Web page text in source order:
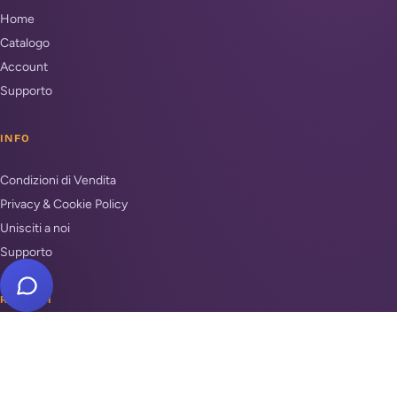
Home
Catalogo
Account
Supporto
INFO
Condizioni di Vendita
Privacy & Cookie Policy
Unisciti a noi
Supporto
REPARTI